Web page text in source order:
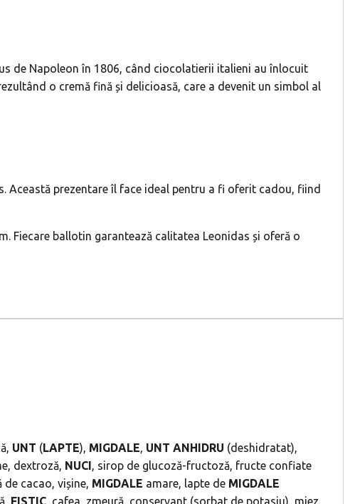
de Napoleon în 1806, când ciocolatierii italieni au înlocuit
o cremă fină și delicioasă, care a devenit un simbol al
Această prezentare îl face ideal pentru a fi oferit cadou, fiind
Fiecare ballotin garantează calitatea Leonidas și oferă o
UNT (LAPTE), MIGDALE, UNT ANHIDRU (deshidratat),
dextroză, NUCI, sirop de glucoză-fructoză, fructe confiate
de cacao, vișine, MIGDALE amare, lapte de MIGDALE
FISTIC , cafea, zmeură, conservant (sorbat de potasiu), miez